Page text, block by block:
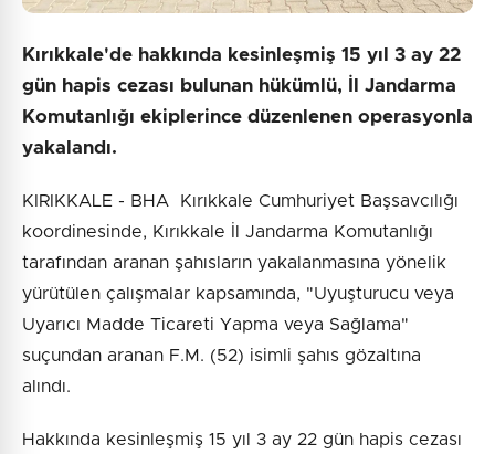
Kırıkkale'de hakkında kesinleşmiş 15 yıl 3 ay 22
gün hapis cezası bulunan hükümlü, İl Jandarma
Komutanlığı ekiplerince düzenlenen operasyonla
yakalandı.
KIRIKKALE - BHA Kırıkkale Cumhuriyet Başsavcılığı
koordinesinde, Kırıkkale İl Jandarma Komutanlığı
tarafından aranan şahısların yakalanmasına yönelik
yürütülen çalışmalar kapsamında, "Uyuşturucu veya
Uyarıcı Madde Ticareti Yapma veya Sağlama"
suçundan aranan F.M. (52) isimli şahıs gözaltına
alındı.
Hakkında kesinleşmiş 15 yıl 3 ay 22 gün hapis cezası